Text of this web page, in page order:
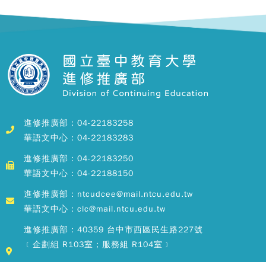
進修推廣部：04-22183258
華語文中心：04-22183283
進修推廣部：04-22183250
華語文中心：04-22188150
進修推廣部：ntcudcee@mail.ntcu.edu.tw
華語文中心：clc@mail.ntcu.edu.tw
進修推廣部：40359 台中市西區民生路227號
﹝企劃組 R103室；服務組 R104室﹞